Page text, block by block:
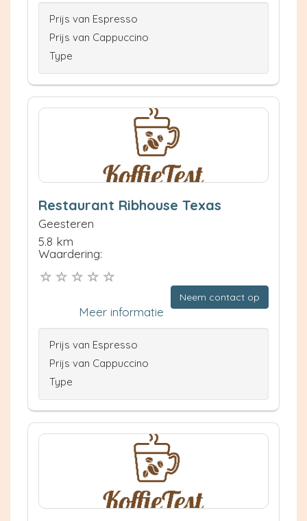
Prijs van Espresso
Prijs van Cappuccino
Type
Restaurant Ribhouse Texas
Geesteren
5.8 km
Waardering:
Neem contact op
Meer informatie
Prijs van Espresso
Prijs van Cappuccino
Type